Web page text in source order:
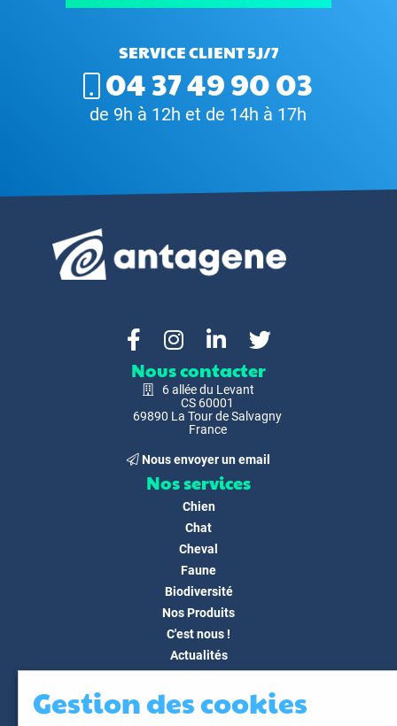
SERVICE CLIENT 5J/7
04 37 49 90 03
de 9h à 12h et de 14h à 17h
Nous contacter
6 allée du Levant
CS 60001
69890 La Tour de Salvagny
France
Nous envoyer un email
Nos services
Chien
Chat
Cheval
Faune
Biodiversité
Nos Produits
C'est nous !
Actualités
FAQ
Gestion des cookies